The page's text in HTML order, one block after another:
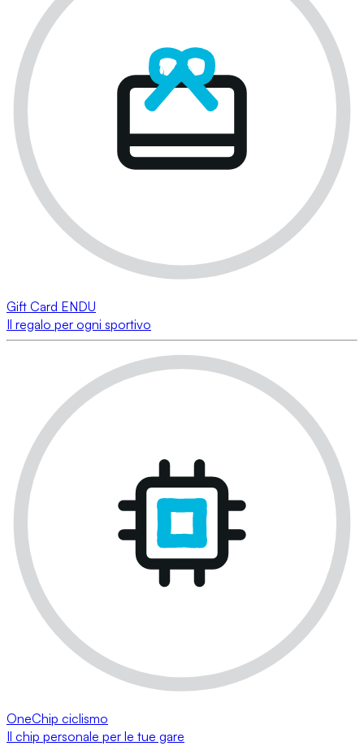
Gift Card ENDU
Il regalo per ogni sportivo
OneChip ciclismo
Il chip personale per le tue gare